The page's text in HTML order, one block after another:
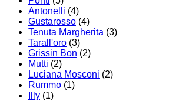
Antonelli (4)
Gustarosso (4)
Tenuta Margherita (3)
Tarall'oro (3)
Grissin Bon (2)
Mutti (2)
Luciana Mosconi (2)
Rummo (1)
Illy (1)